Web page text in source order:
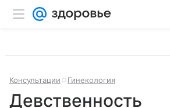
Консультации Гинекология
Девственность